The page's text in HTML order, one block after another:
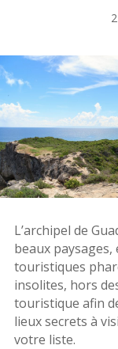
L’archipel de
beaux paysages,
touristiques
insolites, hors
touristique afin
lieux secrets à
votre liste.